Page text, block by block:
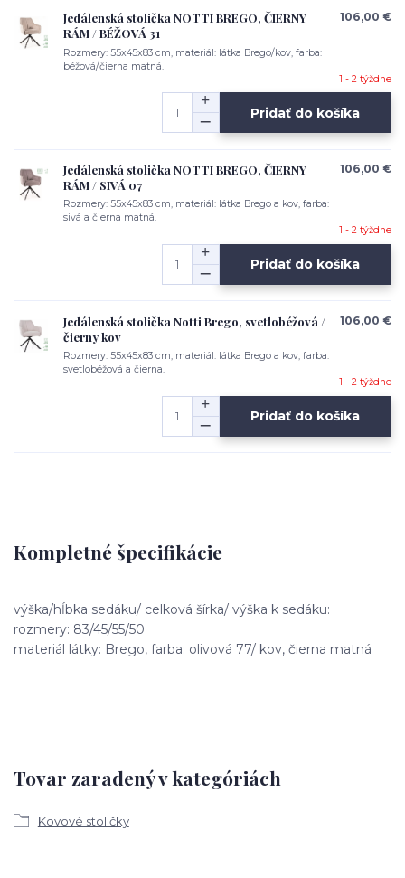
Jedálenská stolička NOTTI BREGO, ČIERNY
RÁM / BÉŽOVÁ 31
Rozmery: 55x45x83 cm, materiál: látka Brego/kov, farba:
béžová/čierna matná.
106,00 €
1 - 2 týždne
Pridať do košíka
Jedálenská stolička NOTTI BREGO, ČIERNY
RÁM / SIVÁ 07
Rozmery: 55x45x83 cm, materiál: látka Brego a kov, farba:
sivá a čierna matná.
106,00 €
1 - 2 týždne
Pridať do košíka
Jedálenská stolička Notti Brego, svetlobéžová /
čierny kov
Rozmery: 55x45x83 cm, materiál: látka Brego a kov, farba:
svetlobéžová a čierna.
106,00 €
1 - 2 týždne
Pridať do košíka
Kompletné špecifikácie
výška/hĺbka sedáku/ celková šírka/ výška k sedáku:
rozmery: 83/45/55/50
materiál látky: Brego, farba: olivová 77/ kov, čierna matná
Tovar zaradený v kategóriách
Kovové stoličky